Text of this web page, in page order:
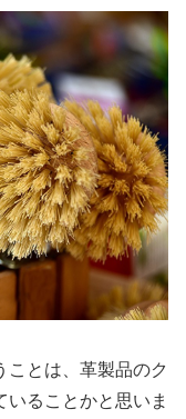
ことは、革製品のク
いることかと思いま